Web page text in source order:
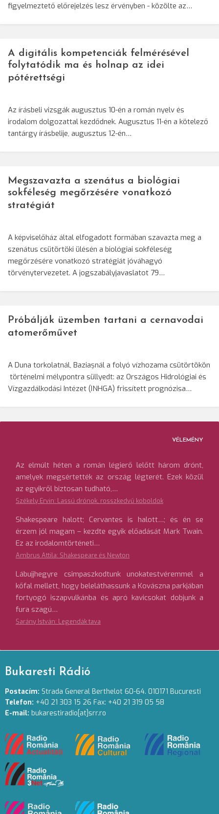
figyelmeztető előrejelzés lesz érvényben - közölte az…
A digitális kompetenciák felmérésével
folytatódik ma és holnap az idei
pótérettségi
Az írásbeli vizsgák augusztus 10-én a román nyelv és
irodalom dolgozattal kezdődnek. Augusztus 11-én a kötelező
tantárgy írásbelije, augusztus 12-én…
Megszavazta a szenátus a biológiai
sokféleség megőrzésére vonatkozó
stratégiát
A képviselőház által elfogadott formában szavazta meg a
szenátus csütörtöki ülésén a biológiai sokféleség
megőrzésére vonatkozó stratégiát jóváhagyó
törvénytervezetet. A jogszabályjavaslatot 79…
Próbálják üzemben tartani a cernavodai
atomerőművet
A Duna torkolatnál, Baziașnál a folyó vízhozama csütörtökön
történelmi mélypontra süllyedt: az Országos Hidrológiai és
Vízgazdálkodási Intézet (INHGA) frissített prognózisa…
VÉLEMÉNY
Az elmúlt héten a román légierő lelőtt három drónt,
amelyek megsértették az ország légterét. Ezek közül
az egyikről biztosan tudható,…
Székely Ervin: Lassú drónok, rosszkedvű koboldok
Shakespeare halott; Cervantes is halott…; és én se
érzem jól magam – kezdte egyik előadását Mark Twain.
Ez az irodalomtörténeti…
Ambrus Attila: Shakespeare és Newton
Lábujjhegyre csimpaszkodtunk unokatestvéremmel a
kőfal mellett, hogy beleláthassunk a Kovászna parkjában
fortyogó iszapvulkánba és apró kavicsokat dobjunk a
fura szagú…
Sarány István: Legendák tava
Bukaresti Rádió
Postacím: Strada General Berthelot 60-64. 010171 Bucuresti
Telefon: +40 21 303 15 26 Fax: +40 21 319 05 58
E-mail: bukarestiradio[at]srr.ro